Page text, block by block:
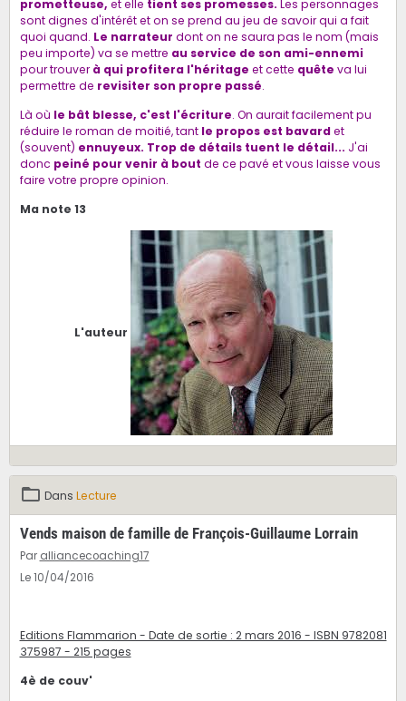
prometteuse, et elle tient ses promesses. Les personnages
sont dignes d'intérêt et on se prend au jeu de savoir qui a fait
quoi quand. Le narrateur dont on ne saura pas le nom (mais
peu importe) va se mettre au service de son ami-ennemi
pour trouverà qui profitera l'héritage et cette quête va lui
permettre de revisiter son propre passé.
Là où le bât blesse, c'est l'écriture. On aurait facilement pu
réduire le roman de moitié, tant le propos est bavardet
(souvent) ennuyeux. Trop de détails tuent le détail... J'ai
donc peiné pour venir à bout de ce pavé et vous laisse vous
faire votre propre opinion.
Ma note 13
L'auteur
Dans Lecture
Vends maison de famille de François-Guillaume Lorrain
Par alliancecoaching17
Le 10/04/2016
Editions Flammarion - Date de sortie : 2 mars 2016 - ISBN 9782081
375987 - 215 pages
4è de couv'